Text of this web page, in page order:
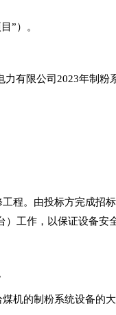
”）。
有限公司2023年制
程。由投标方完成招
工作，以保证设备安
机的制粉系统设备的